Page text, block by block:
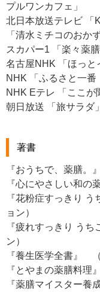
プルワンカフェ」
北日本放送テレビ 「
「清水ミチコのおか
スカパー1 「楽々薬
名古屋NHK 「ほっと
NHK 「ふるさと一番
NHK Eテレ 「ここが
朝日放送 「旅サラダ」
著書
『おうちで、薬膳。
『心にやさしい和の
『花粉症すっきり
ョン）
『疲れすっきり う
ン）
『養生医学全書』
『とやまの薬膳料理
『薬膳マイスター養